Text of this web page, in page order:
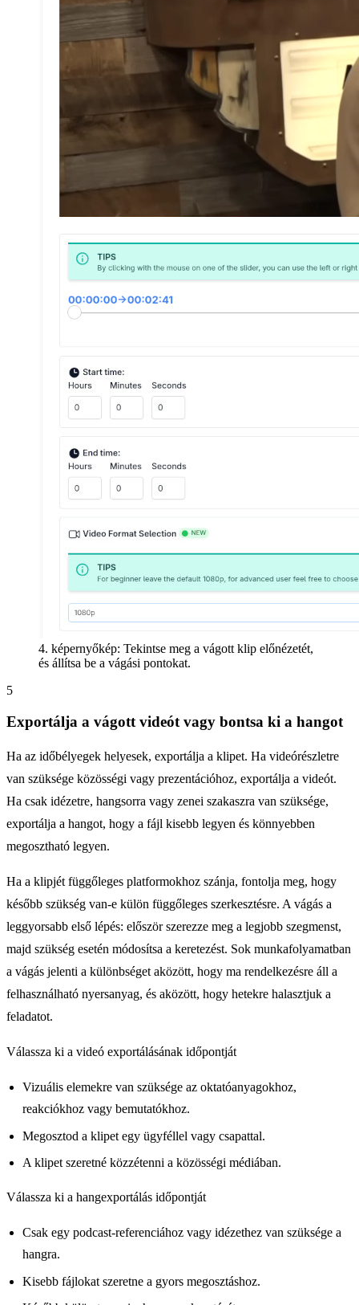
4. képernyőkép: Tekintse meg a vágott klip előnézetét,
és állítsa be a vágási pontokat.
5
Exportálja a vágott videót vagy bontsa ki a hangot
Ha az időbélyegek helyesek, exportálja a klipet. Ha videórészletre
van szüksége közösségi vagy prezentációhoz, exportálja a videót.
Ha csak idézetre, hangsorra vagy zenei szakaszra van szüksége,
exportálja a hangot, hogy a fájl kisebb legyen és könnyebben
megosztható legyen.
Ha a klipjét függőleges platformokhoz szánja, fontolja meg, hogy
később szükség van-e külön függőleges szerkesztésre. A vágás a
leggyorsabb első lépés: először szerezze meg a legjobb szegmenst,
majd szükség esetén módosítsa a keretezést. Sok munkafolyamatban
a vágás jelenti a különbséget aközött, hogy ma rendelkezésre áll a
felhasználható nyersanyag, és aközött, hogy hetekre halasztjuk a
feladatot.
Válassza ki a videó exportálásának időpontját
Vizuális elemekre van szüksége az oktatóanyagokhoz,
reakciókhoz vagy bemutatókhoz.
Megosztod a klipet egy ügyféllel vagy csapattal.
A klipet szeretné közzétenni a közösségi médiában.
Válassza ki a hangexportálás időpontját
Csak egy podcast-referenciához vagy idézethez van szüksége a
hangra.
Kisebb fájlokat szeretne a gyors megosztáshoz.